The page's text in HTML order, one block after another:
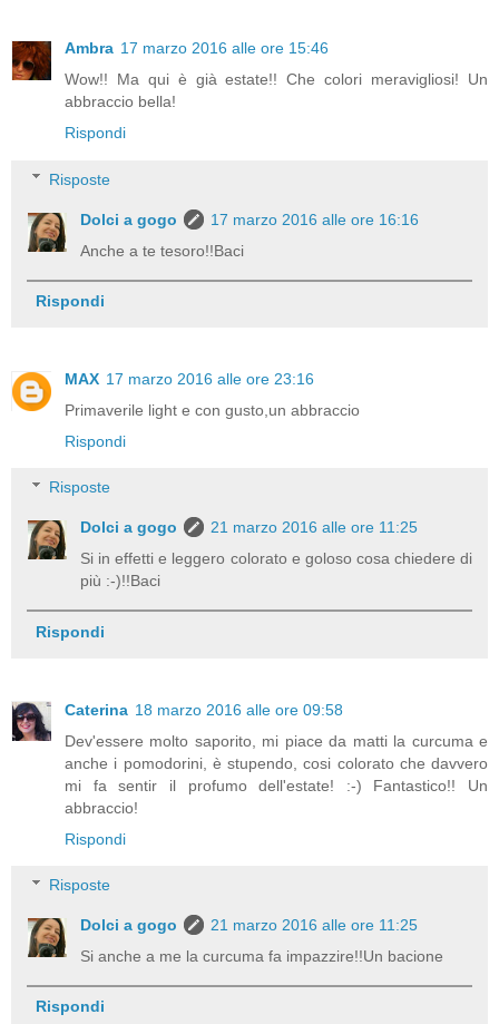
Ambra 17 marzo 2016 alle ore 15:46
Wow!! Ma qui è già estate!! Che colori meravigliosi! Un
abbraccio bella!
Rispondi
Risposte
Dolci a gogo
17 marzo 2016 alle ore 16:16
Anche a te tesoro!!Baci
Rispondi
MAX 17 marzo 2016 alle ore 23:16
Primaverile light e con gusto,un abbraccio
Rispondi
Risposte
Dolci a gogo
21 marzo 2016 alle ore 11:25
Si in effetti e leggero colorato e goloso cosa chiedere di
più :-)!!Baci
Rispondi
Caterina 18 marzo 2016 alle ore 09:58
Dev'essere molto saporito, mi piace da matti la curcuma e
anche i pomodorini, è stupendo, cosi colorato che davvero
mi fa sentir il profumo dell'estate! :-) Fantastico!! Un
abbraccio!
Rispondi
Risposte
Dolci a gogo
21 marzo 2016 alle ore 11:25
Si anche a me la curcuma fa impazzire!!Un bacione
Rispondi